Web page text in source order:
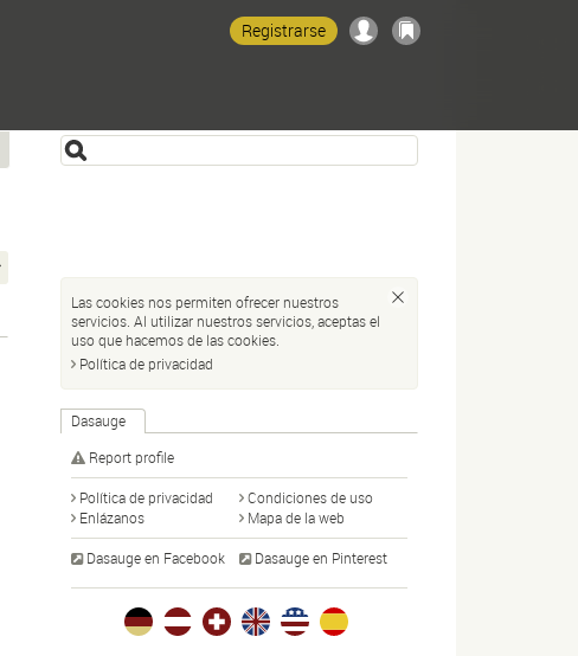
Registrarse
Las cookies nos permiten ofrecer nuestros
servicios. Al utilizar nuestros servicios, aceptas el
uso que hacemos de las cookies.
Política de privacidad
Dasauge
Report profile
Política de privacidad
Condiciones de uso
Enlázanos
Mapa de la web
Dasauge en Facebook Dasauge en Pinterest